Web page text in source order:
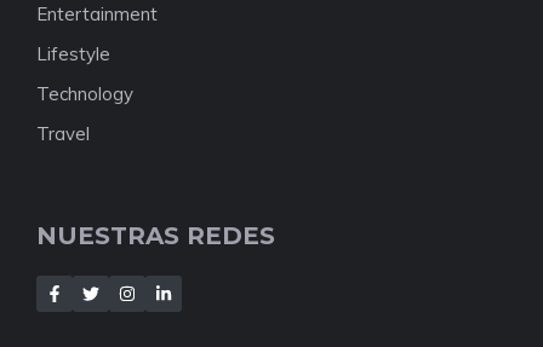
Entertainment
Lifestyle
Technology
Travel
NUESTRAS REDES